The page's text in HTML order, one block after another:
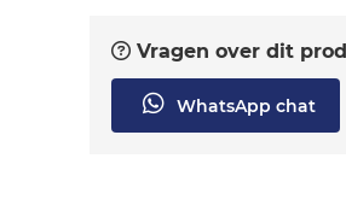
Vragen over dit
WhatsApp chat